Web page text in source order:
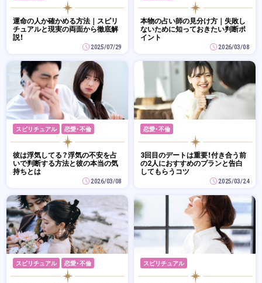
運命の人か確かめる方法｜スピリ
チュアルと現実の両面から徹底解
説！
2025/07/29
本物の占い師の見分け方｜失敗し
ないために知っておきたい判断ポ
イント
2026/03/08
スピリチュアル 恋愛・不倫
彼は浮気してる？浮気の不安を占
いで判断する方法と彼の本当の気
持ちとは
2026/03/08
恋愛・不倫
3回目のデートは重要！付き合う前
の2人におすすめのプランと告白
してもらうコツ
2025/03/24
スピリチュアル 恋愛・不倫 スピリチュアル